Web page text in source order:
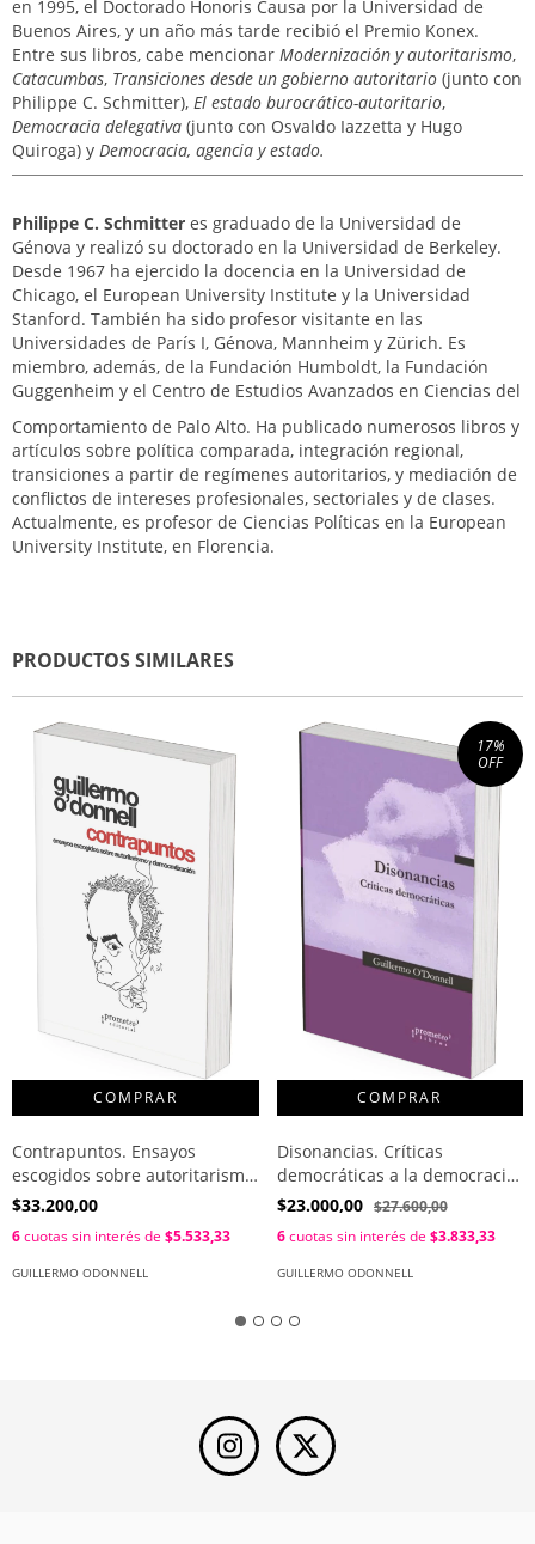
en 1995, el Doctorado Honoris Causa por la Universidad de
Buenos Aires, y un año más tarde recibió el Premio Konex.
Entre sus libros, cabe mencionar Modernización y autoritarismo,
Catacumbas, Transiciones desde un gobierno autoritario (junto con
Philippe C. Schmitter), El estado burocrático-autoritario,
Democracia delegativa (junto con Osvaldo Iazzetta y Hugo
Quiroga) y Democracia, agencia y estado.
Philippe C. Schmitter es graduado de la Universidad de
Génova y realizó su doctorado en la Universidad de Berkeley.
Desde 1967 ha ejercido la docencia en la Universidad de
Chicago, el European University Institute y la Universidad
Stanford. También ha sido profesor visitante en las
Universidades de París I, Génova, Mannheim y Zürich. Es
miembro, además, de la Fundación Humboldt, la Fundación
Guggenheim y el Centro de Estudios Avanzados en Ciencias del
Comportamiento de Palo Alto. Ha publicado numerosos libros y
artículos sobre política comparada, integración regional,
transiciones a partir de regímenes autoritarios, y mediación de
conflictos de intereses profesionales, sectoriales y de clases.
Actualmente, es profesor de Ciencias Políticas en la European
University Institute, en Florencia.
PRODUCTOS SIMILARES
Contrapuntos. Ensayos
escogidos sobre autoritarismo
y democratización 2.ª ed. /
$33.200,00
6cuotas sin interés de $5.533,33
GUILLERMO ODONNELL
17%
OFF
Disonancias. Críticas
democráticas a la democracia
1a ed / Guillermo O´Donnell
$23.000,00 $27.600,00
6cuotas sin interés de $3.833,33
GUILLERMO ODONNELL